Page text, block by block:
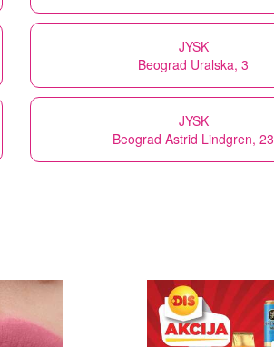
JYSK
Beograd Uralska, 3
JYSK
Beograd Astrid Lindgren, 23